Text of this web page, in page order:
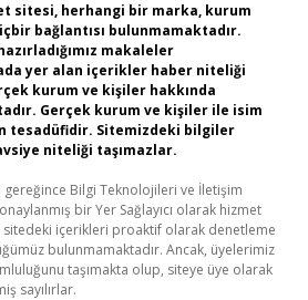
sitesi, herhangi bir marka, kurum
bağlantısı bulunmamaktadır.
makaleler
yer alan içerikler haber niteliği
kurum ve kişiler hakkında
Gerçek kurum ve kişiler ile isim
tesadüfidir. Sitemizdeki bilgiler
niteliği taşımazlar.
gereğince Bilgi Teknolojileri ve İletişim
bir Yer Sağlayıcı olarak hizmet
içerikleri proaktif olarak denetleme
bulunmamaktadır. Ancak, üyelerimiz
taşımakta olup, siteye üye olarak
sayılırlar.